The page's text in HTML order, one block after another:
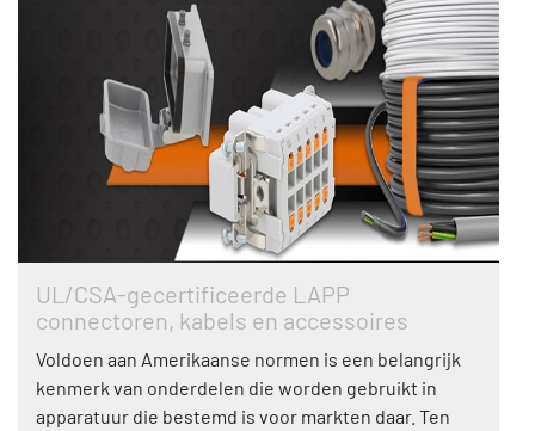
UL/CSA-gecertificeerde LAPP
connectoren, kabels en accessoires
Voldoen aan Amerikaanse normen is een belangrijk
kenmerk van onderdelen die worden gebruikt in
apparatuur die bestemd is voor markten daar. Ten